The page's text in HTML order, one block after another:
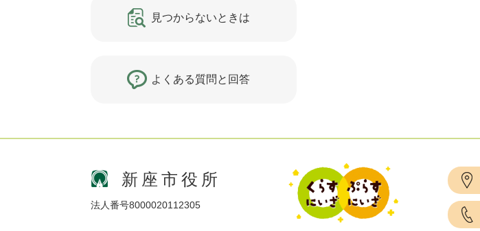
見つからないときは
よくある質問と回答
新座市役所
法人番号8000020112305